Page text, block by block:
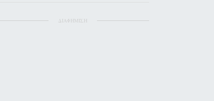
ΔΙΑΦΗΜΙΣΗ